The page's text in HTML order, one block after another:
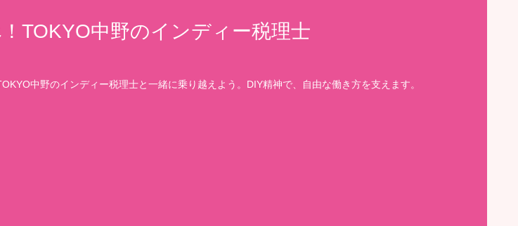
TOKYO中野のインディー税理士
中野のインディー税理士と一緒に乗り越えよう。DIY精神で、自由な働き方を支えます。